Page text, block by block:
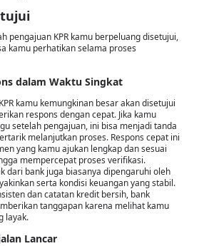
pengajuan KPR kamu berpeluang disetujui,
kamu perhatikan selama proses
dalam Waktu Singkat
kamu kemungkinan besar akan disetujui
respons dengan cepat. Jika kamu
setelah pengajuan, ini bisa menjadi tanda
melanjutkan proses. Respons cepat ini
yang kamu ajukan lengkap dan sesuai
mempercepat proses verifikasi.
dari bank juga biasanya dipengaruhi oleh
serta kondisi keuangan yang stabil.
dan catatan kredit bersih, bank
tanggapan karena melihat kamu
layak.
Lancar